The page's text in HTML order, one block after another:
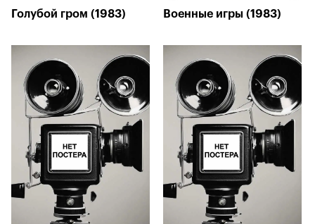
Голубой гром (1983) Военные игры (1983)